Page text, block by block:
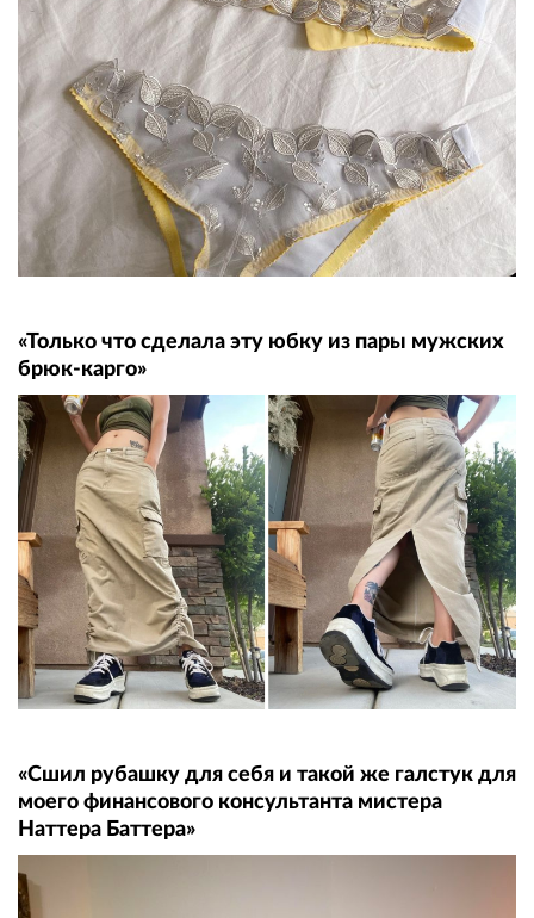
«Только что сделала эту юбку из пары мужских
брюк-карго»
«Сшил рубашку для себя и такой же галстук для
моего финансового консультанта мистера
Наттера Баттера»